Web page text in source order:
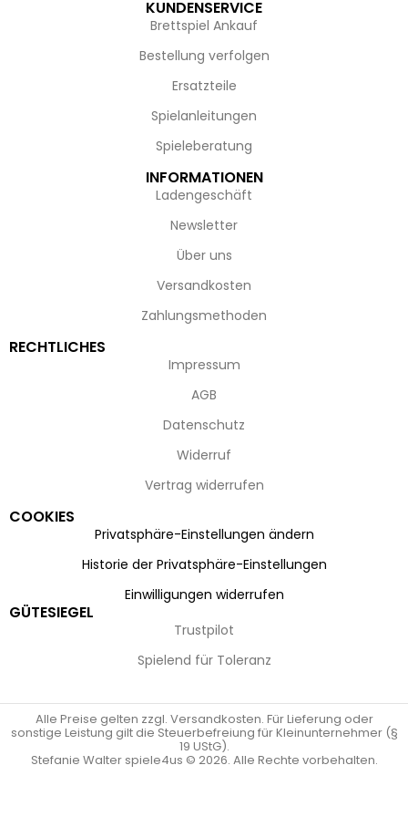
KUNDENSERVICE
Brettspiel Ankauf
Bestellung verfolgen
Ersatzteile
Spielanleitungen
Spieleberatung
INFORMATIONEN
Ladengeschäft
Newsletter
Über uns
Versandkosten
Zahlungsmethoden
RECHTLICHES
Impressum
AGB
Datenschutz
Widerruf
Vertrag widerrufen
COOKIES
Privatsphäre-Einstellungen ändern
Historie der Privatsphäre-Einstellungen
Einwilligungen widerrufen
GÜTESIEGEL
Trustpilot
Spielend für Toleranz
Alle Preise gelten zzgl. Versandkosten. Für Lieferung oder
sonstige Leistung gilt die Steuerbefreiung für Kleinunternehmer (§
19 UStG).
Stefanie Walter spiele4us © 2026. Alle Rechte vorbehalten.